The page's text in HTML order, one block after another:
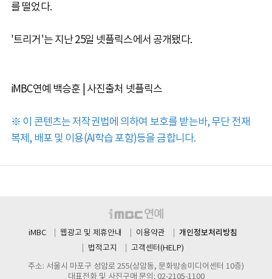
를 떨었다.
'트리거'는 지난 25일 넷플릭스에서 공개됐다.
iMBC연예 백승훈 | 사진출처 넷플릭스
※ 이 콘텐츠는 저작권법에 의하여 보호를 받는바, 무단 전재
복제, 배포 및 이용(AI학습 포함)등을 금합니다.
iMBC 웹광고 및 제휴안내 이용약관 개인정보처리방침
법적고지
고객센터(HELP)
주소: 서울시 마포구 성암로 255(상암동, 문화방송미디어센터 10층)
대표전화 및 사진구매 문의: 02-2105-1100